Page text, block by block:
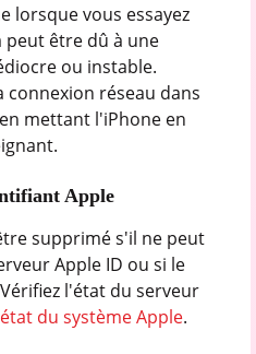
lorsque vous essayez
peut être dû à une
ou instable.
connexion réseau dans
mettant l'iPhone en
Apple
supprimé s'il ne peut
Apple ID ou si le
l'état du serveur
du système Apple.